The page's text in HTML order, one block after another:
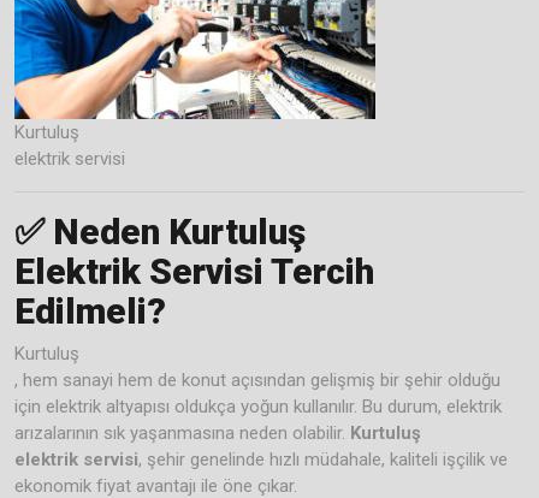
Kurtuluş
elektrik servisi
✅ Neden Kurtuluş
Elektrik Servisi Tercih
Edilmeli?
Kurtuluş
, hem sanayi hem de konut açısından gelişmiş bir şehir olduğu
için elektrik altyapısı oldukça yoğun kullanılır. Bu durum, elektrik
arızalarının sık yaşanmasına neden olabilir. Kurtuluş
elektrik servisi, şehir genelinde hızlı müdahale, kaliteli işçilik ve
ekonomik fiyat avantajı ile öne çıkar.